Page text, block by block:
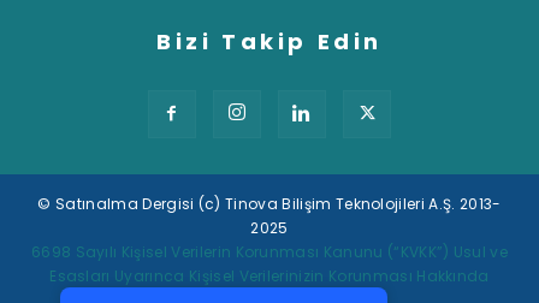
Tek Tıkla Ödeme Kolaylığı
7/24 Canlı Destek
Bizi Takip Edin
© Satınalma Dergisi (c) Tinova Bilişim Teknolojileri A.Ş. 2013-
2025
6698 Sayılı Kişisel Verilerin Korunması Kanunu (“KVKK”) Usul ve
Esasları Uyarınca Kişisel Verilerinizin Korunması Hakkında